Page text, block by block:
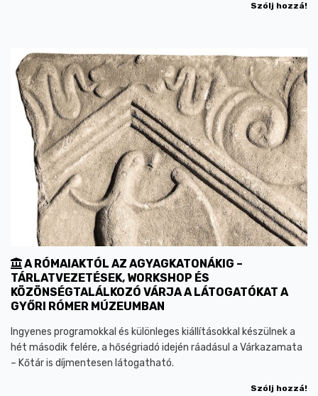
Szólj hozzá!
A RÓMAIAKTÓL AZ AGYAGKATONÁKIG –
TÁRLATVEZETÉSEK, WORKSHOP ÉS
KÖZÖNSÉGTALÁLKOZÓ VÁRJA A LÁTOGATÓKAT A
GYŐRI RÓMER MÚZEUMBAN
Ingyenes programokkal és különleges kiállításokkal készülnek a
hét második felére, a hőségriadó idején ráadásul a Várkazamata
– Kőtár is díjmentesen látogatható.
Szólj hozzá!